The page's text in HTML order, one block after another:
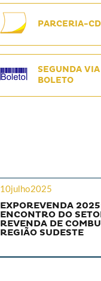
PARCERIA-
SEGUNDA VIA
BOLETO
10julho2025
EXPOREVENDA
ENCONTRO DO
REVENDA DE
REGIÃO SUDESTE